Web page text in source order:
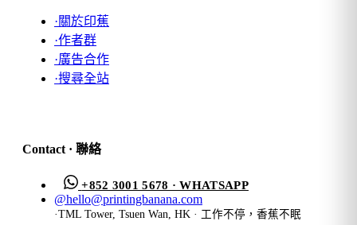
·關於印蕉
·作者群
·廣告合作
·搜尋全站
Contact · 聯絡
+852 3001 5678 · WHATSAPP
@hello@printingbanana.com
·TML Tower, Tsuen Wan, HK · 工作不停，香蕉不眠